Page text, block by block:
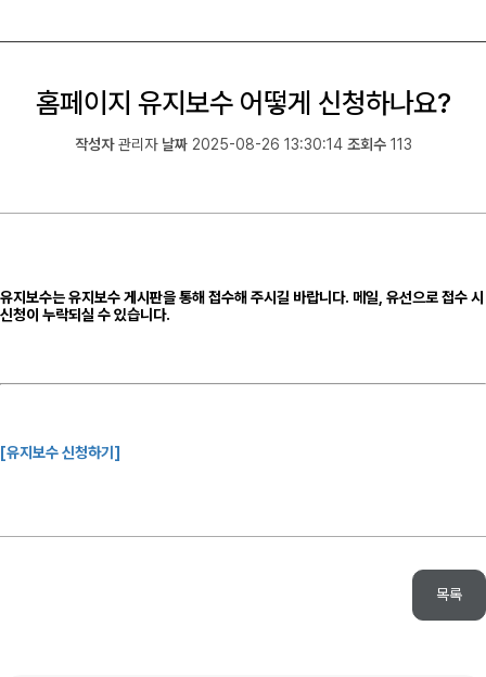
홈페이지 유지보수 어떻게 신청하나요?
작성자관리자 날짜2025-08-26 13:30:14 조회수113
유지보수는 유지보수 게시판을 통해 접수해 주시길 바랍니다. 메일, 유선으로 접수 시
신청이 누락되실 수 있습니다.
[유지보수 신청하기]
목록